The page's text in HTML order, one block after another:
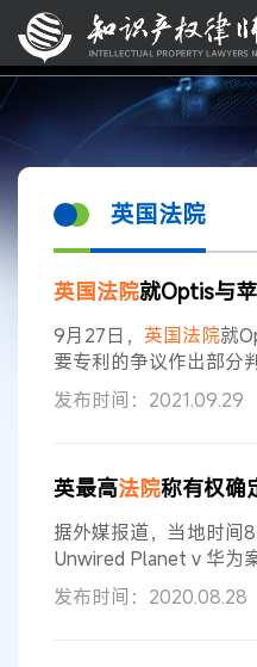
英国法院
英国法院就Optis与苹果
9月27日， 英国法院就
要专利的争议作出部分
许可协议条款确定之前
协议裁决的专利实施者
次英国的诉讼包括对
技术审判（A—E）和
2021年6月的B项
发布时间：2021.09.29
英最高法院称有权确
据外媒报道，当地时间8
Unwired Planet v 华为
Conversant v 中兴案三
纠纷案中做出判决，认定
发布时间：2020.08.28